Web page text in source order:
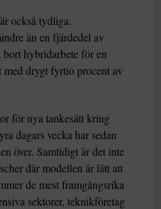
också tydliga.
än en fjärdedel av
hybridarbete för en
med drygt fyrtio procent av
för nya tankesätt kring
dagars vecka har sedan
över. Samtidigt är det inte
där modellen är lätt att
de mest framgångsrika
sektorer, teknikföretag